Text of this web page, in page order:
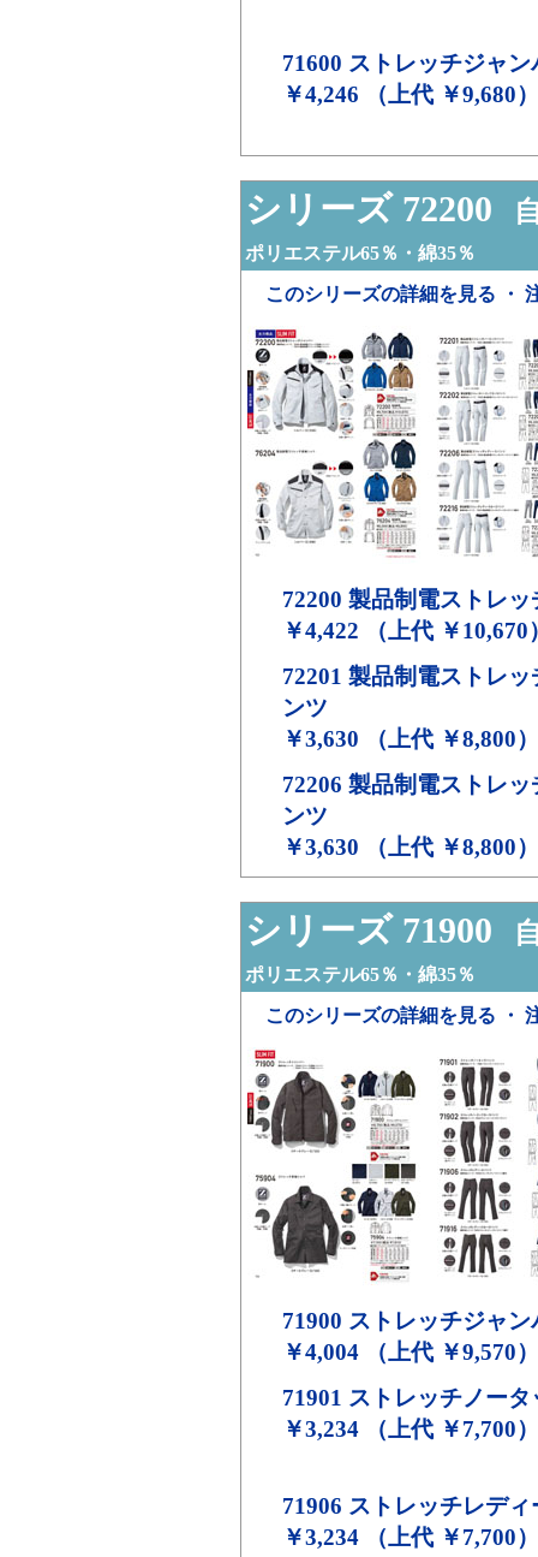
71600 ストレッチジャン
￥4,246 （上代 ￥9,680）
シリーズ 72200
ポリエステル65％・綿35％
このシリーズの詳細を見る ・
72200 製品制電ストレ
￥4,422 （上代 ￥10,670
72201 製品制電ストレ
ンツ
￥3,630 （上代 ￥8,800）
72206 製品制電ストレ
ンツ
￥3,630 （上代 ￥8,800）
シリーズ 71900
ポリエステル65％・綿35％
このシリーズの詳細を見る ・
71900 ストレッチジャン
￥4,004 （上代 ￥9,570）
71901 ストレッチノー
￥3,234 （上代 ￥7,700）
71906 ストレッチレデ
￥3,234 （上代 ￥7,700）